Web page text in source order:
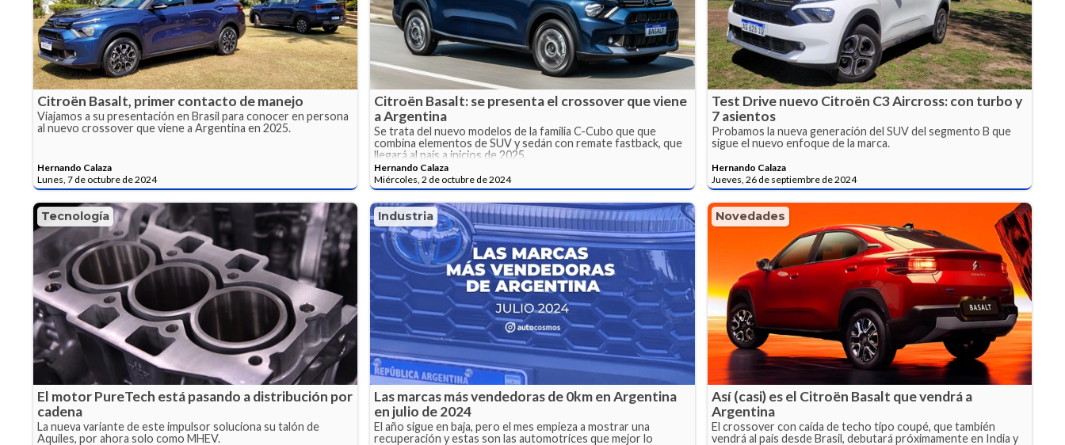
Citroën Basalt, primer contacto de manejo
Viajamos a su presentación en Brasil para conocer en persona
al nuevo crossover que viene a Argentina en 2025.
Hernando Calaza
Lunes, 7 de octubre de 2024
Citroën Basalt: se presenta el crossover que viene
a Argentina
Se trata del nuevo modelos de la familia C-Cubo que que
combina elementos de SUV y sedán con remate fastback, que
llegará al país a inicios de 2025.
Hernando Calaza
Miércoles, 2 de octubre de 2024
Test Drive nuevo Citroën C3 Aircross: con turbo y
7 asientos
Probamos la nueva generación del SUV del segmento B que
sigue el nuevo enfoque de la marca.
Hernando Calaza
Jueves, 26 de septiembre de 2024
Tecnología
El motor PureTech está pasando a distribución por
cadena
La nueva variante de este impulsor soluciona su talón de
Aquiles, por ahora solo como MHEV.
Industria
Las marcas más vendedoras de 0km en Argentina
en julio de 2024
El año sigue en baja, pero el mes empieza a mostrar una
recuperación y estas son las automotrices que mejor lo
Novedades
Así (casi) es el Citroën Basalt que vendrá a
Argentina
El crossover con caída de techo tipo coupé, que también
vendrá al país desde Brasil, debutará próximamente en India y